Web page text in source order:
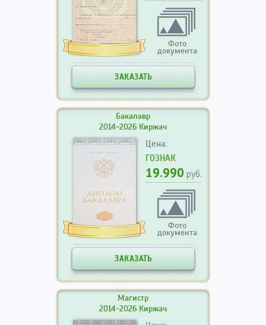
Фото
документа
ЗАКАЗАТЬ
Бакалавр
2014-2026 Киржач
Цена:
ГОЗНАК
19.990 руб.
Фото
документа
ЗАКАЗАТЬ
Магистр
2014-2026 Киржач